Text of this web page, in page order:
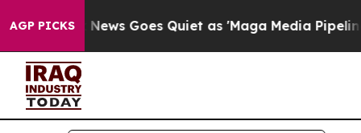
AGP PICKS
Fox News Goes Quiet as 'Maga Media Pipeline'